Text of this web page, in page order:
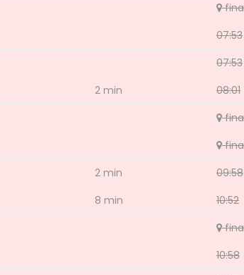
07:53
07:53
2 min
08:01
2 min
09:58
8 min
10:52
10:58